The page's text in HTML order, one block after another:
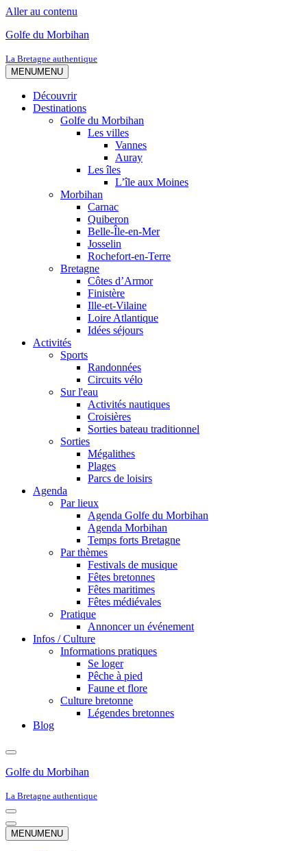
Aller au contenu
Golfe du Morbihan
La Bretagne authentique
MENUMENU
Découvrir
Destinations
Golfe du Morbihan
Les villes
Vannes
Auray
Les îles
L’île aux Moines
Morbihan
Carnac
Quiberon
Belle-Île-en-Mer
Josselin
Rochefort-en-Terre
Bretagne
Côtes d’Armor
Finistère
Ille-et-Vilaine
Loire Atlantique
Idées séjours
Activités
Sports
Randonnées
Circuits vélo
Sur l'eau
Activités nautiques
Croisières
Sorties bateau traditionnel
Sorties
Mégalithes
Plages
Parcs de loisirs
Agenda
Par lieux
Agenda Golfe du Morbihan
Agenda Morbihan
Temps forts Bretagne
Par thèmes
Festivals de musique
Fêtes bretonnes
Fêtes maritimes
Fêtes médiévales
Pratique
Annoncer un événement
Infos / Culture
Informations pratiques
Se loger
Pêche à pied
Faune et flore
Culture bretonne
Légendes bretonnes
Blog
Golfe du Morbihan
La Bretagne authentique
Menu
de
navigation
Menu
de
MENUMENU